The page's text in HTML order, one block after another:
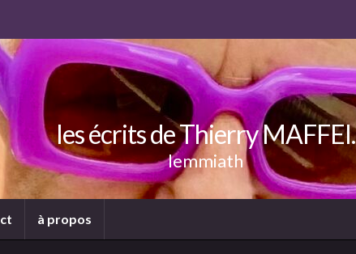
les écrits de Thierry MAFFEI.
lemmiath
à propos